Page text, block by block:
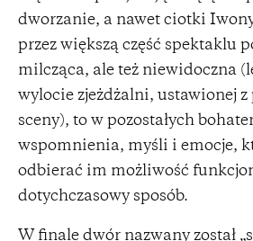
dworzanie, a nawet ciotki
przez większą część spektaklu
milcząca, ale też niewidoczna
wylocie zjeżdżalni, ustawionej z
sceny), to w pozostałych
wspomnienia, myśli i emocje,
odbierać im możliwość
dotychczasowy sposób.
W finale dwór nazwany został